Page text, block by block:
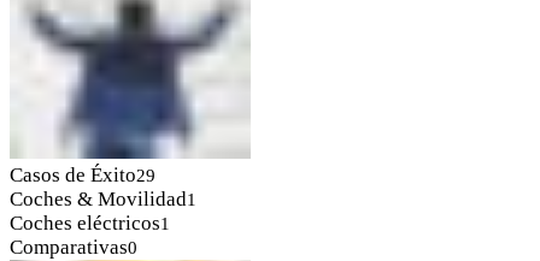
Casos de Éxito29
Coches & Movilidad1
Coches eléctricos1
Comparativas0